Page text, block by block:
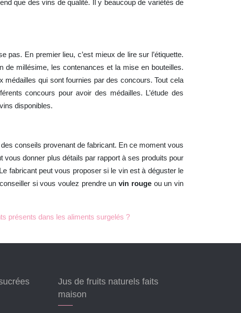
que des vins de qualité. Il y beaucoup de variétés de
pas. En premier lieu, c’est mieux de lire sur l’étiquette.
de millésime, les contenances et la mise en bouteilles.
médailles qui sont fournies par des concours. Tout cela
concours pour avoir des médailles. L’étude des
disponibles.
conseils provenant de fabricant. En ce moment vous
donner plus détails par rapport à ses produits pour
fabricant peut vous proposer si le vin est à déguster le
si vous voulez prendre unvin rougeou un vin
présents dans les aliments surgelés ?
Jus de fruits naturels faits
maison